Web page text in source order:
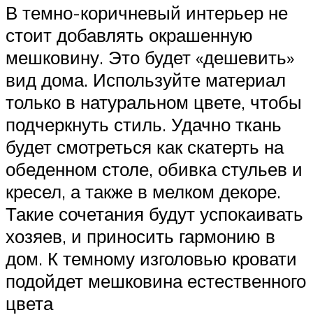
В темно-коричневый интерьер не
стоит добавлять окрашенную
мешковину. Это будет «дешевить»
вид дома. Используйте материал
только в натуральном цвете, чтобы
подчеркнуть стиль. Удачно ткань
будет смотреться как скатерть на
обеденном столе, обивка стульев и
кресел, а также в мелком декоре.
Такие сочетания будут успокаивать
хозяев, и приносить гармонию в
дом. К темному изголовью кровати
подойдет мешковина естественного
цвета